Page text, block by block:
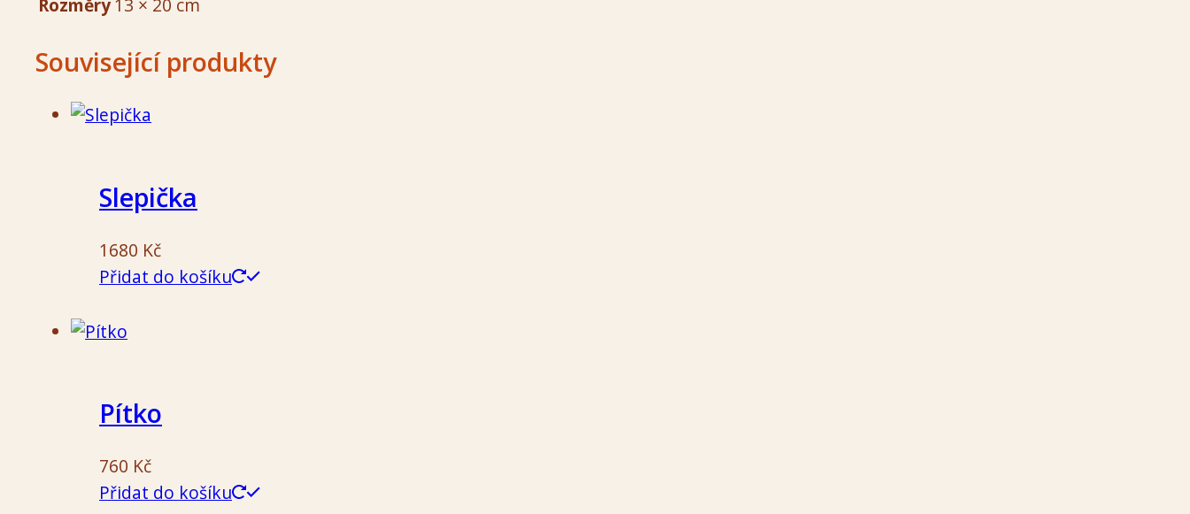
Rozměry13 × 20 cm
Související produkty
Slepička
1680 Kč
Přidat do košíku
Pítko
760 Kč
Přidat do košíku